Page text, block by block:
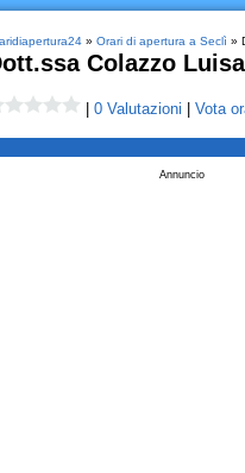
» Orari di apertura a Seclì »
Colazzo Luisa
0 Valutazioni Vota
Annuncio